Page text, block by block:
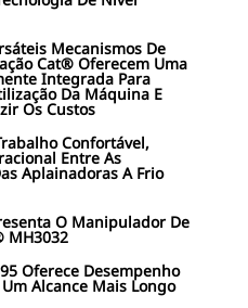
Mecanismos De
Cat® Oferecem Uma
Integrada Para
Da Máquina E
Os Custos
Confortável,
Entre As
Aplainadoras A Frio
O Manipulador De
MH3032
Oferece Desempenho
Alcance Mais Longo